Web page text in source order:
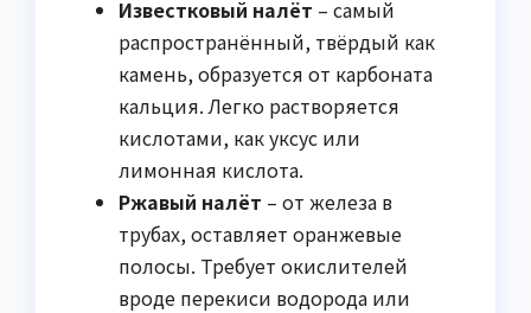
Известковый налёт – самый
распространённый, твёрдый как
камень, образуется от карбоната
кальция. Легко растворяется
кислотами, как уксус или
лимонная кислота.
Ржавый налёт – от железа в
трубах, оставляет оранжевые
полосы. Требует окислителей
вроде перекиси водорода или